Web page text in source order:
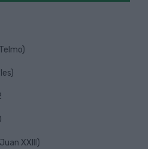
el plano
el plano
el plano
el plano
XXIII)